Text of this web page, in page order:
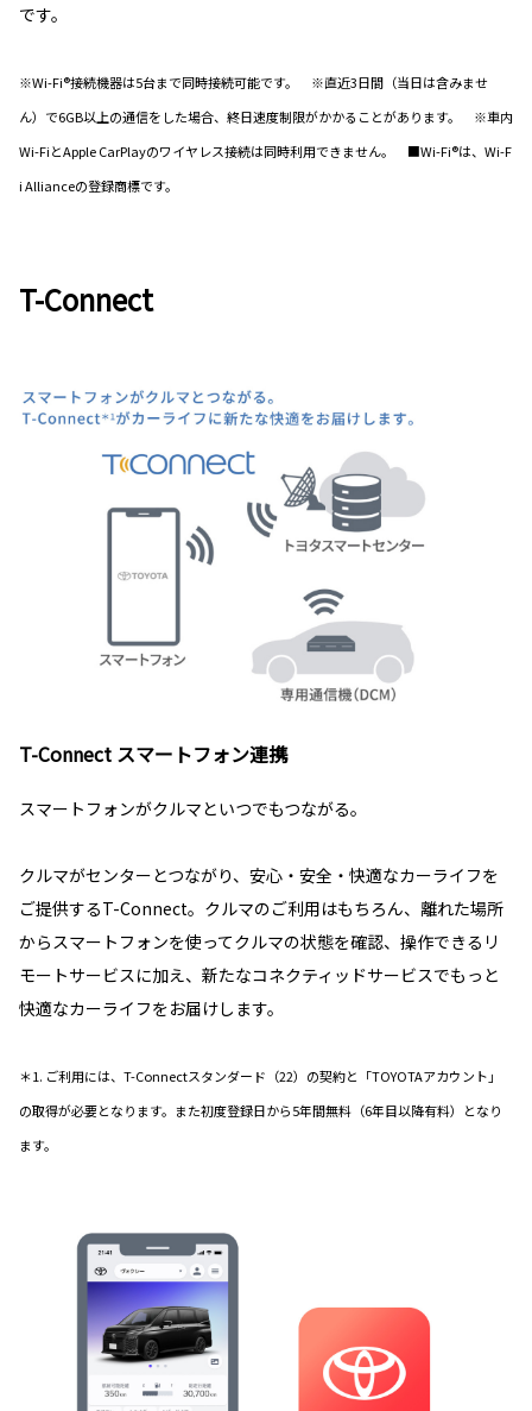
です。
※Wi-Fi®接続機器は5台まで同時接続可能です。 ※直近3日間（当日は含みませ
ん）で6GB以上の通信をした場合、終日速度制限がかかることがあります。 ※車内
Wi-FiとApple CarPlayのワイヤレス接続は同時利用できません。 ■Wi-Fi®は、Wi-F
i Allianceの登録商標です。
T-Connect
T-Connect スマートフォン連携
スマートフォンがクルマといつでもつながる。
クルマがセンターとつながり、安心・安全・快適なカーライフを
ご提供するT-Connect。クルマのご利用はもちろん、離れた場所
からスマートフォンを使ってクルマの状態を確認、操作できるリ
モートサービスに加え、新たなコネクティッドサービスでもっと
快適なカーライフをお届けします。
＊1. ご利用には、T-Connectスタンダード（22）の契約と「TOYOTAアカウント」
の取得が必要となります。また初度登録日から5年間無料（6年目以降有料）となり
ます。